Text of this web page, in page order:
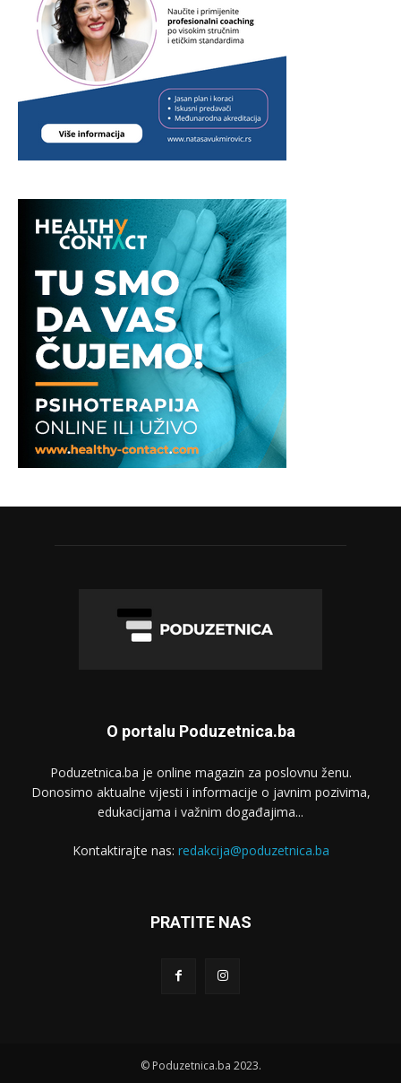
O portalu Poduzetnica.ba
Poduzetnica.ba je online magazin za poslovnu ženu.
Donosimo aktualne vijesti i informacije o javnim pozivima,
edukacijama i važnim događajima...
Kontaktirajte nas: redakcija@poduzetnica.ba
PRATITE NAS
© Poduzetnica.ba 2023.